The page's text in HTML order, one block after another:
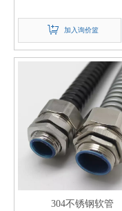
加入询价篮
304不锈钢软管